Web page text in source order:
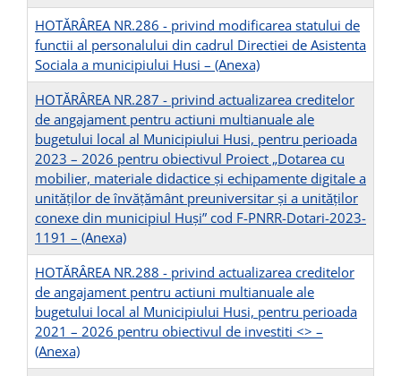
HOTĂRÂREA NR.286 - privind modificarea statului de
functii al personalului din cadrul Directiei de Asistenta
Sociala a municipiului Husi – (Anexa)
HOTĂRÂREA NR.287 - privind actualizarea creditelor
de angajament pentru actiuni multianuale ale
bugetului local al Municipiului Husi, pentru perioada
2023 – 2026 pentru obiectivul Proiect „Dotarea cu
mobilier, materiale didactice și echipamente digitale a
unităților de învățământ preuniversitar și a unităților
conexe din municipiul Huși” cod F-PNRR-Dotari-2023-
1191 – (Anexa)
HOTĂRÂREA NR.288 - privind actualizarea creditelor
de angajament pentru actiuni multianuale ale
bugetului local al Municipiului Husi, pentru perioada
2021 – 2026 pentru obiectivul de investiti <> –
(Anexa)